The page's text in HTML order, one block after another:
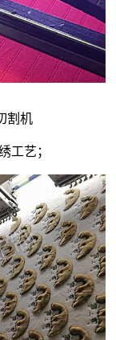
割机
工艺；